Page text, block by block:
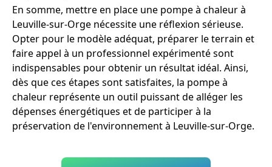
En somme, mettre en place une pompe à chaleur à
Leuville-sur-Orge nécessite une réflexion sérieuse.
Opter pour le modèle adéquat, préparer le terrain et
faire appel à un professionnel expérimenté sont
indispensables pour obtenir un résultat idéal. Ainsi,
dès que ces étapes sont satisfaites, la pompe à
chaleur représente un outil puissant de alléger les
dépenses énergétiques et de participer à la
préservation de l'environnement à Leuville-sur-Orge.